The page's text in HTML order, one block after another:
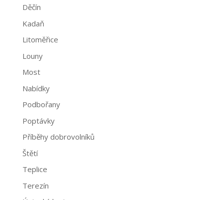
Děčín
Kadaň
Litoměřice
Louny
Most
Nabídky
Podbořany
Poptávky
Příběhy dobrovolníků
Štětí
Teplice
Terezín